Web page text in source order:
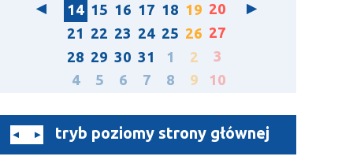
14 15 16 17 18 19 20
21 22 23 24 25 26 27
28 29 30 31 1 2
3
4
5 6 7 8 9 10
tryb poziomy strony głównej